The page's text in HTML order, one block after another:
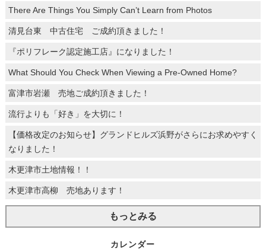
There Are Things You Simply Can’t Learn from Photos
清見台東 中古住宅 ご成約頂きました！
『ポリフレーク認定施工店』になりました！
What Should You Check When Viewing a Pre-Owned Home?
富津市岩瀬 売地ご成約頂きました！
流行よりも「好き」を大切に！
【価格改定のお知らせ】グランドヒルズ浜野がさらにお求めやすく
なりました！
木更津市土地情報！！
木更津市高柳 売地あります！
もっとみる
カレンダー